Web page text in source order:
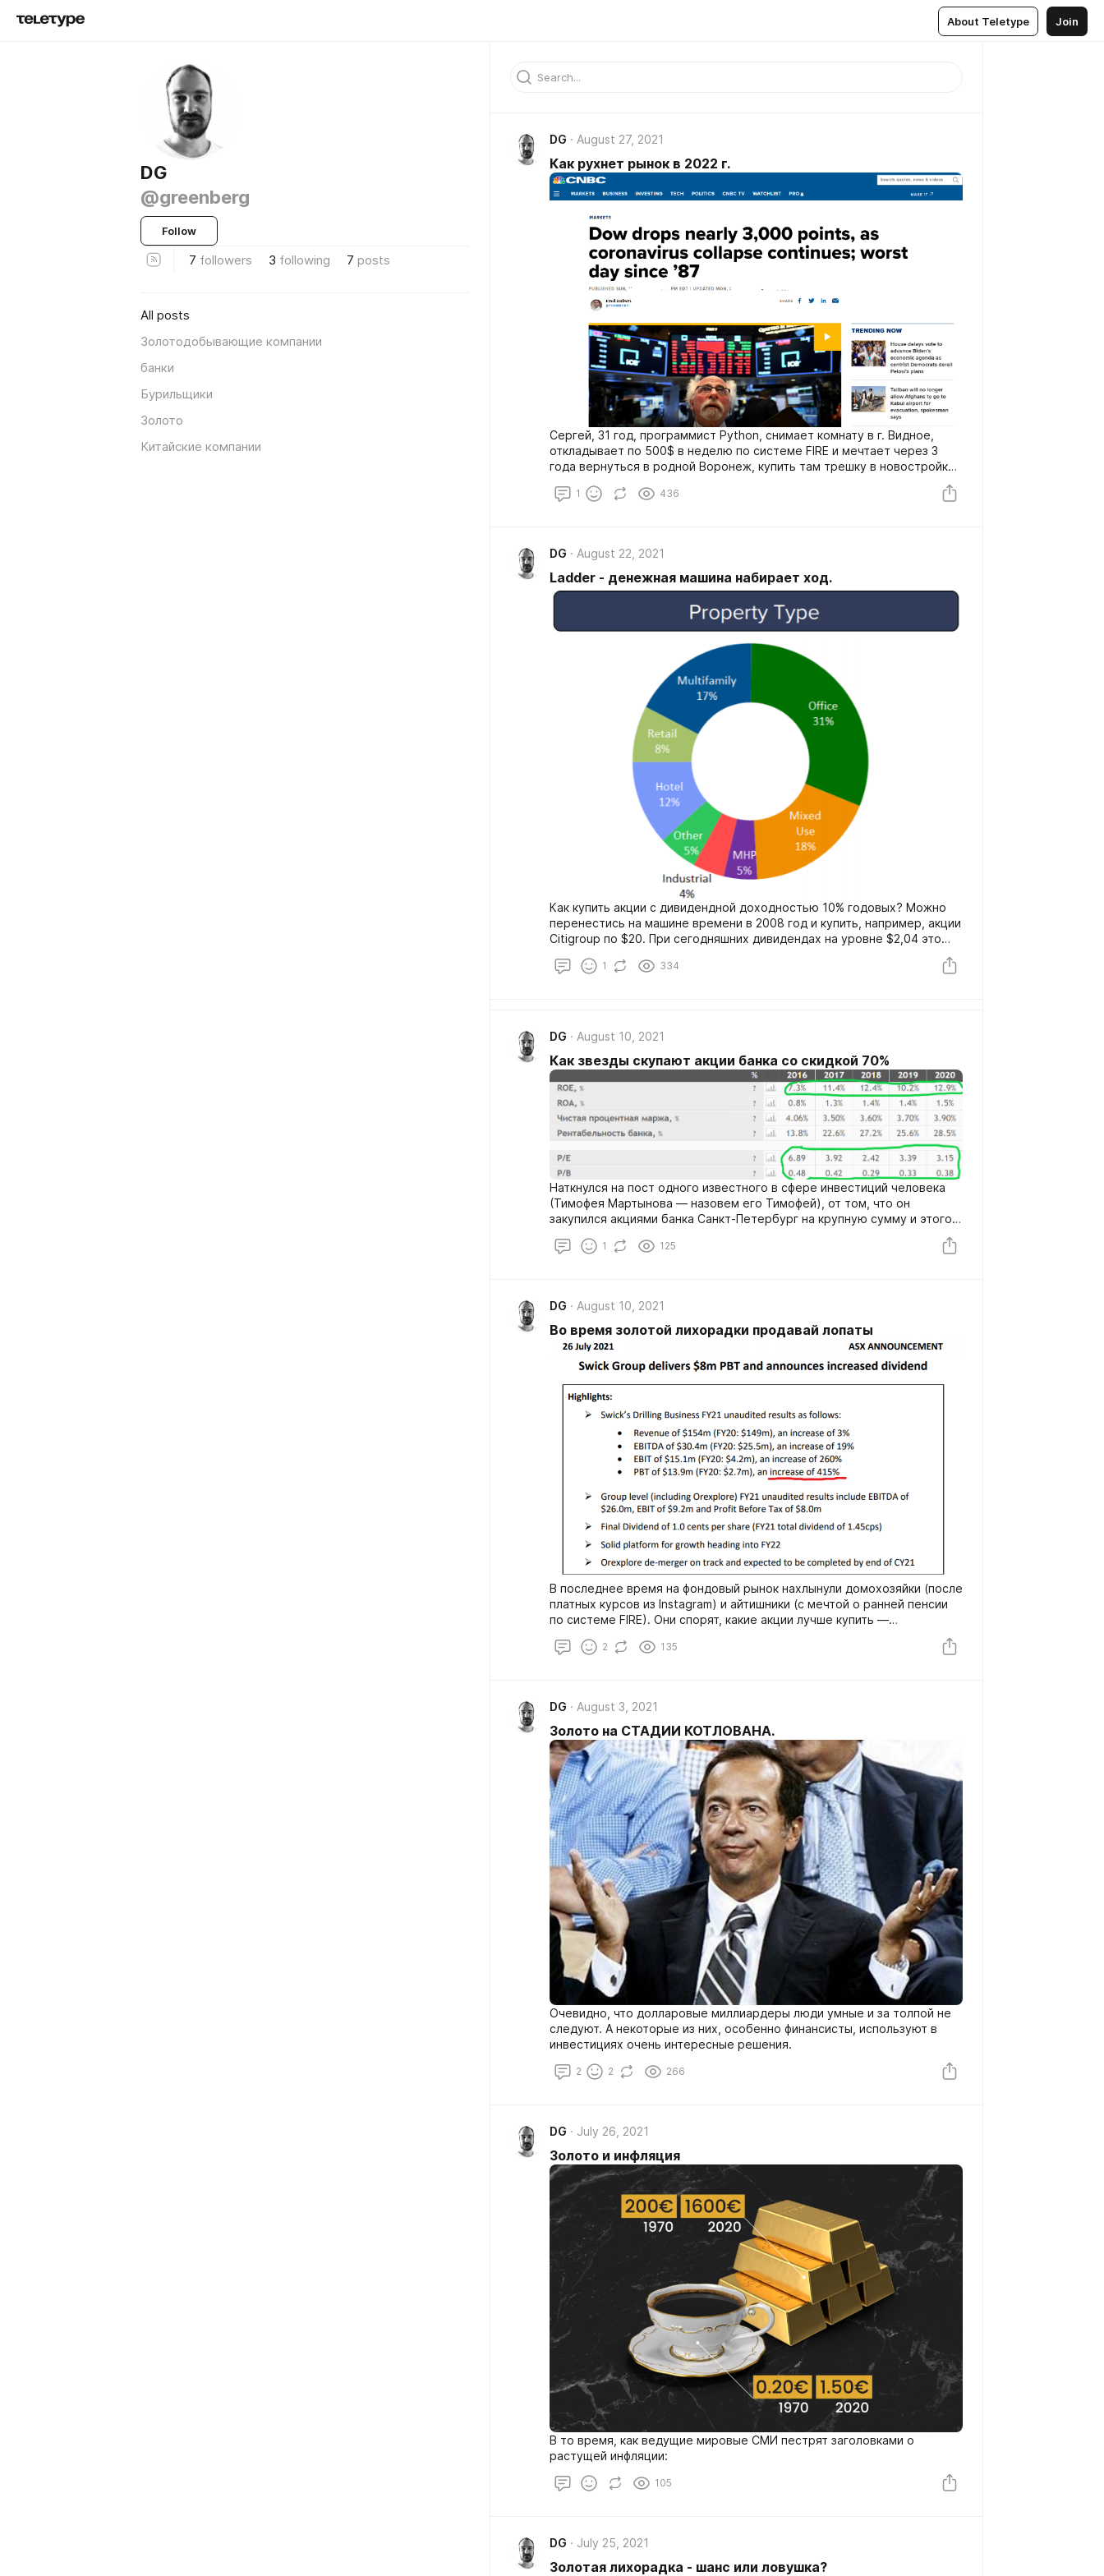
About Teletype Join
DG
@greenberg
Follow
7 followers 3 following 7 posts
All posts
Золотодобывающие компании
банки
Бурильщики
Золото
Китайские компании
DG August 27, 2021
Как рухнет рынок в 2022 г.
Сергей, 31 год, программист Python, снимает комнату в г. Видное,
откладывает по 500$ в неделю по системе FIRE и мечтает через 3
года вернуться в родной Воронеж, купить там трешку в новостройке,
инвестирует через мобильное приложение Тинькофф и уже накопил
1 436
DG August 22, 2021
Ladder - денежная машина набирает ход.
Как купить акции с дивидендной доходностью 10% годовых? Можно
перенестись на машине времени в 2008 год и купить, например, акции
Citigroup по $20. При сегодняшних дивидендах на уровне $2,04 это
ждать 12 лет.
1 334
DG August 10, 2021
Как звезды скупают акции банка со скидкой 70%
Наткнулся на пост одного известного в сфере инвестиций человека
(Тимофея Мартынова — назовем его Тимофей), от том, что он
закупился акциями банка Санкт-Петербург на крупную сумму и этого
1 125
DG August 10, 2021
Во время золотой лихорадки продавай лопаты
В последнее время на фондовый рынок нахлынули домохозяйки (после
платных курсов из Instagram) и айтишники (с мечтой о ранней пенсии
по системе FIRE). Они спорят, какие акции лучше купить —
высокотехнологичный Apple c доходностью 2,8% или понятную Кока-
Колу, приносящую 2,7%. Тем временем я, руководствуясь принципом
2 135
DG August 3, 2021
Золото на СТАДИИ КОТЛОВАНА.
Очевидно, что долларовые миллиардеры люди умные и за толпой не
следуют. А некоторые из них, особенно финансисты, используют в
инвестициях очень интересные решения.
2 2 266
DG July 26, 2021
Золото и инфляция
В то время, как ведущие мировые СМИ пестрят заголовками о
растущей инфляции:
105
DG July 25, 2021
Золотая лихорадка - шанс или ловушка?